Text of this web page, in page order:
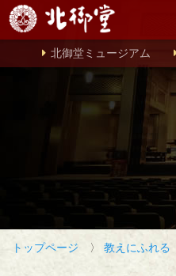
北御堂ミュージアム
トップページ 〉 教えにふれる